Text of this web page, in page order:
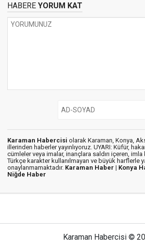
HABERE YORUM KAT
Karaman Habercisi olarak Karaman, Konya,
illerinden haberler yayınlıyoruz. UYARI: Küfür,
cümleler veya imalar, inançlara saldırı içeren, imla
Türkçe karakter kullanılmayan ve büyük harflerle
onaylanmamaktadır. Karaman Haber | Konya
Niğde Haber
Karaman Habercisi ©